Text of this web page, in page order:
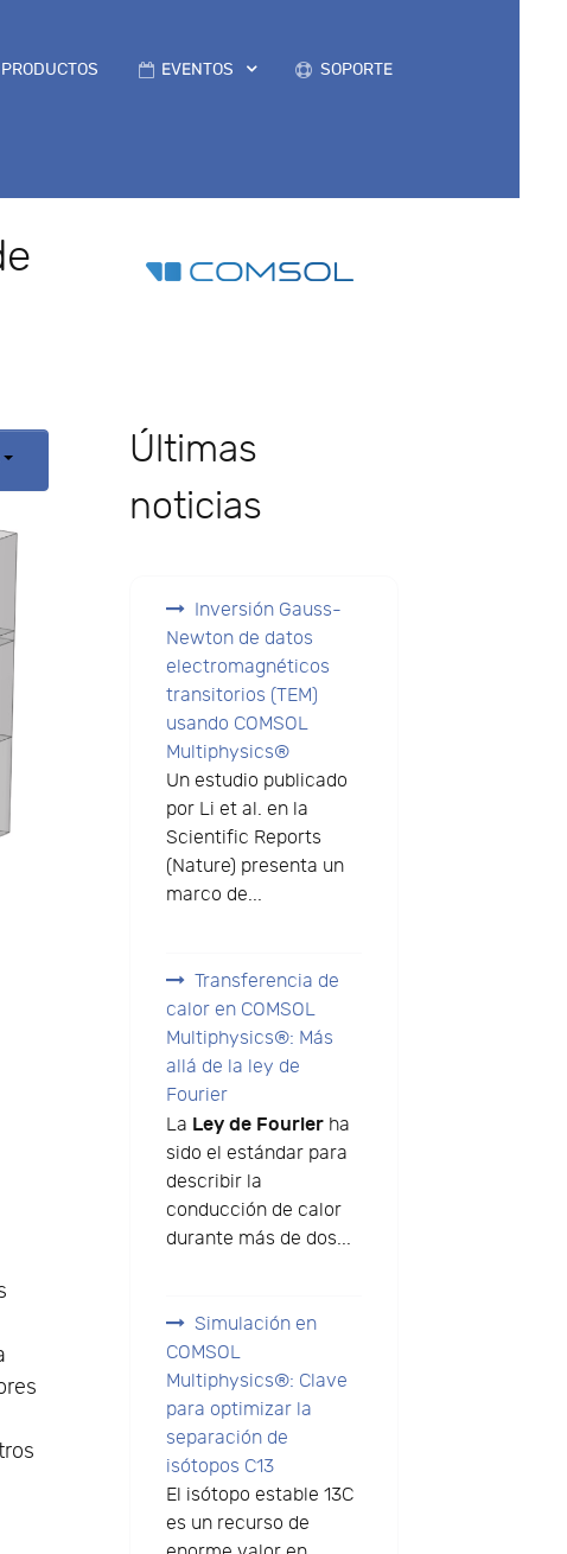
PRODUCTOS EVENTOS SOPORTE
Últimas
noticias
Inversión Gauss-
Newton de datos
electromagnéticos
transitorios (TEM)
usando COMSOL
Multiphysics®
Un estudio publicado
por Li et al. en la
Scientific Reports
(Nature) presenta un
marco de...
Transferencia de
calor en COMSOL
Multiphysics®: Más
allá de la ley de
Fourier
La Ley de Fourierha
sido el estándar para
describir la
conducción de calor
durante más de dos...
Simulación en
COMSOL
Multiphysics®: Clave
para optimizar la
separación de
isótopos C13
El isótopo estable 13C
es un recurso de